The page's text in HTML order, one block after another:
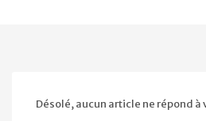
Désolé, aucun article ne répond à